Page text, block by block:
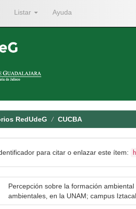
Listar Ayuda
RedUdeG CUCBA
para citar o enlazar este ítem:
Percepción sobre la formación
ambientales, en la UNAM; campus